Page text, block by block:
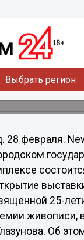
Выбрать регион
студентов
28 февраля.
25-
живописи,
Об